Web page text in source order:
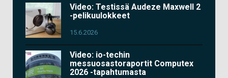
Video: Testissä Audeze Maxwell 2
-pelikuulokkeet
15.6.2026
Video: io-techin
messuosastoraportit Computex
2026 -tapahtumasta